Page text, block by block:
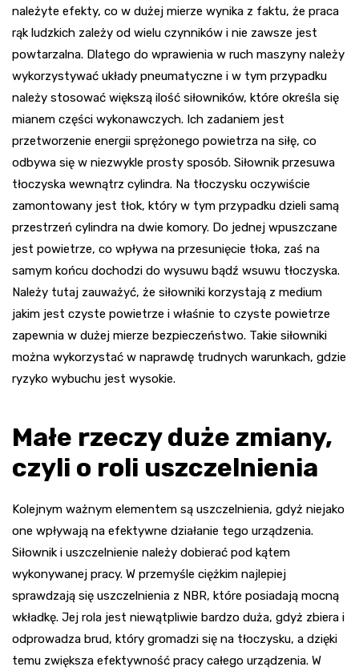
należyte efekty, co w dużej mierze wynika z faktu, że praca
rąk ludzkich zależy od wielu czynników i nie zawsze jest
powtarzalna. Dlatego do wprawienia w ruch maszyny należy
wykorzystywać układy pneumatyczne i w tym przypadku
należy stosować większą ilość siłowników, które określa się
mianem części wykonawczych. Ich zadaniem jest
przetworzenie energii sprężonego powietrza na siłę, co
odbywa się w niezwykle prosty sposób. Siłownik przesuwa
tłoczyska wewnątrz cylindra. Na tłoczysku oczywiście
zamontowany jest tłok, który w tym przypadku dzieli samą
przestrzeń cylindra na dwie komory. Do jednej wpuszczane
jest powietrze, co wpływa na przesunięcie tłoka, zaś na
samym końcu dochodzi do wysuwu bądź wsuwu tłoczyska.
Należy tutaj zauważyć, że siłowniki korzystają z medium
jakim jest czyste powietrze i właśnie to czyste powietrze
zapewnia w dużej mierze bezpieczeństwo. Takie siłowniki
można wykorzystać w naprawdę trudnych warunkach, gdzie
ryzyko wybuchu jest wysokie.
Małe rzeczy duże zmiany,
czyli o roli uszczelnienia
Kolejnym ważnym elementem są uszczelnienia, gdyż niejako
one wpływają na efektywne działanie tego urządzenia.
Siłownik i uszczelnienie należy dobierać pod kątem
wykonywanej pracy. W przemyśle ciężkim najlepiej
sprawdzają się uszczelnienia z NBR, które posiadają mocną
wkładkę. Jej rola jest niewątpliwie bardzo duża, gdyż zbiera i
odprowadza brud, który gromadzi się na tłoczysku, a dzięki
temu zwiększa efektywność pracy całego urządzenia. W